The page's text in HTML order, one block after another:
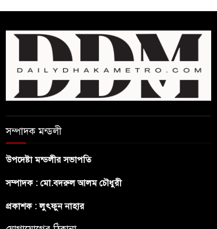
ব্যবস্থা নিবে সরকার : প্রধানমন্ত্রীর
বাংলাদেশে বিনিয়োগ ও দক্ষ শ্রমিক
নিতে আগ্রহী সৌদি আরব
ব্রাজিলের ফুটবলারকে গুলি করে
রাজধানীর উত্তরখানে
পরিচ্ছন্নতাকর্মী-এলাকাবাসীর মধ্যে
সম্পাদক মন্ডলী
উপদেষ্টা মন্ডলীর সভাপতি
সম্পাদক : মো.বদরুল আলম চৌধুরী
প্রকাশক : লুৎফুন নাহার